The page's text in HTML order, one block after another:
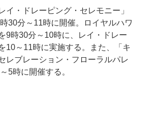
イ・ドレーピング・セレモニー」
30分～11時に開催。ロイヤルハワ
9時30分～10時に、レイ・ドレー
10～11時に実施する。また、「キ
レブレーション・フローラルパレ
5時に開催する。